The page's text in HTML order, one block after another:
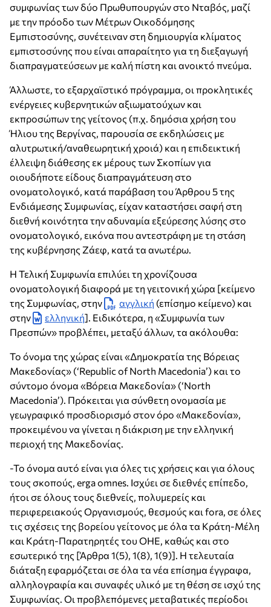
συμφωνίας των δύο Πρωθυπουργών στο Νταβός, μαζί
με την πρόοδο των Μέτρων Οικοδόμησης
Εμπιστοσύνης, συνέτειναν στη δημιουργία κλίματος
εμπιστοσύνης που είναι απαραίτητο για τη διεξαγωγή
διαπραγματεύσεων με καλή πίστη και ανοικτό πνεύμα.
Άλλωστε, το εξαρχαϊστικό πρόγραμμα, οι προκλητικές
ενέργειες κυβερνητικών αξιωματούχων και
εκπροσώπων της γείτονος (π.χ. δημόσια χρήση του
Ήλιου της Βεργίνας, παρουσία σε εκδηλώσεις με
αλυτρωτική/αναθεωρητική χροιά) και η επιδεικτική
έλλειψη διάθεσης εκ μέρους των Σκοπίων για
οιουδήποτε είδους διαπραγμάτευση στο
ονοματολογικό, κατά παράβαση του Άρθρου 5 της
Ενδιάμεσης Συμφωνίας, είχαν καταστήσει σαφή στη
διεθνή κοινότητα την αδυναμία εξεύρεσης λύσης στο
ονοματολογικό, εικόνα που αντεστράφη με τη στάση
της κυβέρνησης Ζάεφ, κατά τα ανωτέρω.
Η Τελική Συμφωνία επιλύει τη χρονίζουσα
ονοματολογική διαφορά με τη γειτονική χώρα [κείμενο
της Συμφωνίας, στην
αγγλική (επίσημο κείμενο) και
στην
ελληνική]. Ειδικότερα, η «Συμφωνία των
Πρεσπών» προβλέπει, μεταξύ άλλων, τα ακόλουθα:
Το όνομα της χώρας είναι «Δημοκρατία της Βόρειας
Μακεδονίας» (‘Republic of North Macedonia’) και το
σύντομο όνομα «Βόρεια Μακεδονία» (‘North
Macedonia’). Πρόκειται για σύνθετη ονομασία με
γεωγραφικό προσδιορισμό στον όρο «Μακεδονία»,
προκειμένου να γίνεται η διάκριση με την ελληνική
περιοχή της Μακεδονίας.
-Το όνομα αυτό είναι για όλες τις χρήσεις και για όλους
τους σκοπούς, erga omnes. Ισχύει σε διεθνές επίπεδο,
ήτοι σε όλους τους διεθνείς, πολυμερείς και
περιφερειακούς Οργανισμούς, θεσμούς και fora, σε όλες
τις σχέσεις της βορείου γείτονος με όλα τα Κράτη-Μέλη
και Κράτη-Παρατηρητές του ΟΗΕ, καθώς και στο
εσωτερικό της [Άρθρα 1(5), 1(8), 1(9)]. Η τελευταία
διάταξη εφαρμόζεται σε όλα τα νέα επίσημα έγγραφα,
αλληλογραφία και συναφές υλικό με τη θέση σε ισχύ της
Συμφωνίας. Οι προβλεπόμενες μεταβατικές περίοδοι